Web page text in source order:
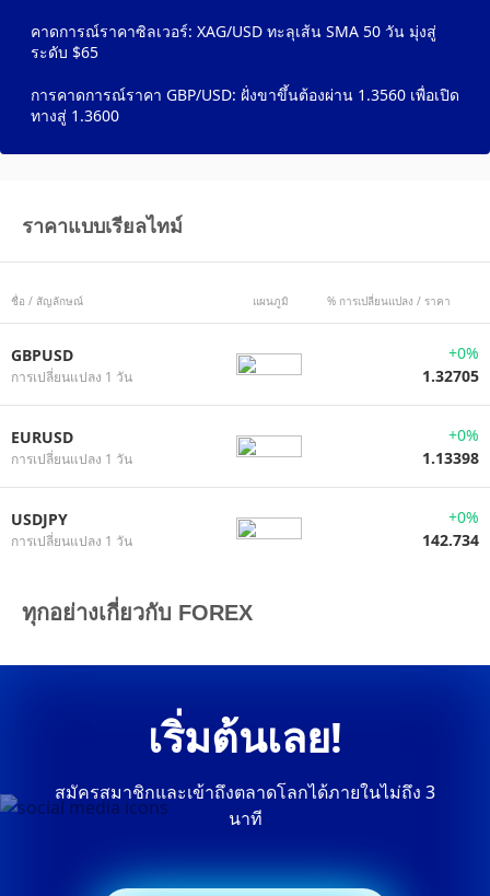
คาดการณ์ราคาซิลเวอร์: XAG/USD ทะลุเส้น SMA 50 วัน มุ่งสู่
ระดับ $65
การคาดการณ์ราคา GBP/USD: ฝั่งขาขึ้นต้องผ่าน 1.3560 เพื่อเปิด
ทางสู่ 1.3600
ราคาแบบเรียลไทม์
ชื่อ / สัญลักษณ์ แผนภูมิ % การเปลี่ยนแปลง / ราคา
GBPUSD
การเปลี่ยนแปลง 1 วัน
+0%
1.32705
EURUSD
การเปลี่ยนแปลง 1 วัน
+0%
1.13398
USDJPY
การเปลี่ยนแปลง 1 วัน
+0%
142.734
ทุกอย่างเกี่ยวกับ FOREX
เริ่มต้นเลย!
สมัครสมาชิกและเข้าถึงตลาดโลกได้ภายในไม่ถึง 3
นาที